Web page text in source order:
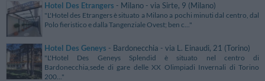
Hotel Des Etrangers - Milano - via Sirte, 9 (Milano)
"L'Hotel des Etrangers è situato a Milano a pochi minuti dal centro, dal
Polo fieristico e dalla Tangenziale Ovest; ben c..."
Hotel Des Geneys - Bardonecchia - via L. Einaudi, 21 (Torino)
"L'Hotel Des Geneys Splendid è situato nel centro di
Bardonecchia,sede di gare delle XX Olimpiadi Invernali di Torino
200..."